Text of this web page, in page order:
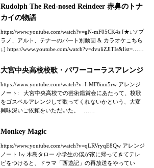
Rudolph The Red-nosed Reindeer 赤鼻のトナ
カイの物語
https://www.youtube.com/watch?v=gN-mF05CK4s [★↓ソプ
ラノ、アルト、テナーのパート別動画 & カラオケこちら
↓] https://www.youtube.com/watch?v=dvuliZJlTIs&list=……
大宮中央高校校歌・パワーコーラスアレンジ
https://www.youtube.com/watch?v=I-MF8imi5rw アレンジ
ノート: 大宮中央高校での芸術鑑賞会にあたって、校歌
をゴスペルアレンジして歌ってくれないかという、大変
興味深いご依頼をいただいた。 ……
Monkey Magic
https://www.youtube.com/watch?v=qLRVryqE8Qw アレンジ
ノート by 木島タロー 小学生の僕が家に帰ってきてテレ
ビをつけると、ドラマ「西遊記」の再放送をやってい